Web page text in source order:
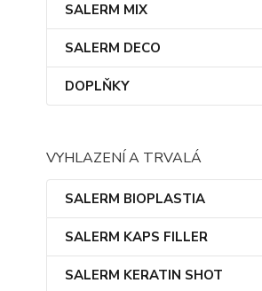
SALERM MIX
SALERM DECO
DOPLŇKY
VYHLAZENÍ A TRVALÁ
SALERM BIOPLASTIA
SALERM KAPS FILLER
SALERM KERATIN SHOT